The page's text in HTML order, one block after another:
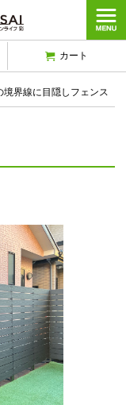
カート
境界線に目隠しフェンス